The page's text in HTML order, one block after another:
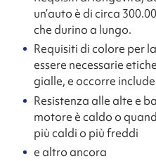
un’auto è di circa
che durino a lungo.
Requisiti di colore per
essere necessarie
gialle, e occorre
Resistenza alle alte e
motore è caldo o
più caldi o più freddi
e altro ancora